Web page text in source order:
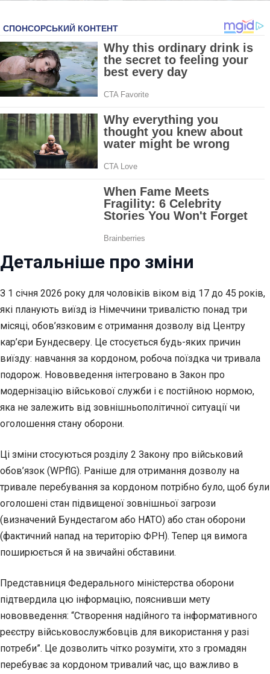
Детальніше про зміни
З 1 січня 2026 року для чоловіків віком від 17 до 45 років,
які планують виїзд із Німеччини тривалістю понад три
місяці, обов’язковим є отримання дозволу від Центру
кар’єри Бундесверу. Це стосується будь-яких причин
виїзду: навчання за кордоном, робоча поїздка чи тривала
подорож. Нововведення інтегровано в Закон про
модернізацію військової служби і є постійною нормою,
яка не залежить від зовнішньополітичної ситуації чи
оголошення стану оборони.
Ці зміни стосуються розділу 2 Закону про військовий
обов’язок (WPflG). Раніше для отримання дозволу на
тривале перебування за кордоном потрібно було, щоб були
оголошені стан підвищеної зовнішньої загрози
(визначений Бундестагом або НАТО) або стан оборони
(фактичний напад на територію ФРН). Тепер ця вимога
поширюється й на звичайні обставини.
Представниця Федерального міністерства оборони
підтвердила цю інформацію, пояснивши мету
нововведення: “Створення надійного та інформативного
реєстру військовослужбовців для використання у разі
потреби”. Це дозволить чітко розуміти, хто з громадян
перебуває за кордоном тривалий час, що важливо в